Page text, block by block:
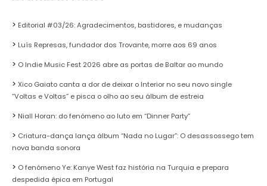
Editorial #03/26: Agradecimentos, bastidores, e mudanças
Luís Represas, fundador dos Trovante, morre aos 69 anos
O Indie Music Fest 2026 abre as portas de Baltar ao mundo
Xico Gaiato canta a dor de deixar o Interior no seu novo single
“Voltas e Voltas” e pisca o olho ao seu álbum de estreia
Niall Horan: do fenómeno ao luto em “Dinner Party”
Criatura-dança lança álbum “Nada no Lugar”: O desassossego tem
nova banda sonora
O fenómeno Ye: Kanye West faz história na Turquia e prepara
despedida épica em Portugal